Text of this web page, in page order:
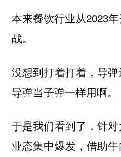
本来餐饮行业从2023
战。
没想到打着打着，导
导弹当子弹一样用啊。
于是我们看到了，针
业态集中爆发，借助牛